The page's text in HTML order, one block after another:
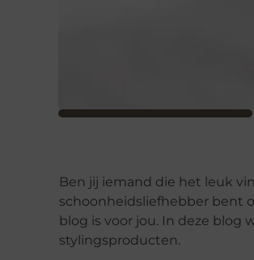
Ben jij iemand die het leuk
schoonheidsliefhebber bent
blog is voor jou. In deze blog
stylingsproducten.